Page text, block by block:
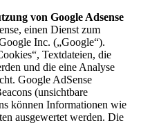
von Google Adsense
einen Dienst zum
Inc. („Google“).
Textdateien, die
und die eine Analyse
Google AdSense
(unsichtbare
können Informationen wie
ausgewertet werden. Die